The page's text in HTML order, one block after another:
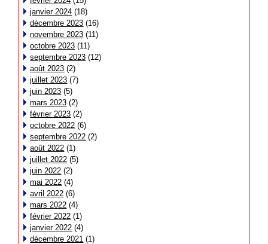
janvier 2024 (18)
décembre 2023 (16)
novembre 2023 (11)
octobre 2023 (11)
septembre 2023 (12)
août 2023 (2)
juillet 2023 (7)
juin 2023 (5)
mars 2023 (2)
février 2023 (2)
octobre 2022 (6)
septembre 2022 (2)
août 2022 (1)
juillet 2022 (5)
juin 2022 (2)
mai 2022 (4)
avril 2022 (6)
mars 2022 (4)
février 2022 (1)
janvier 2022 (4)
décembre 2021 (1)